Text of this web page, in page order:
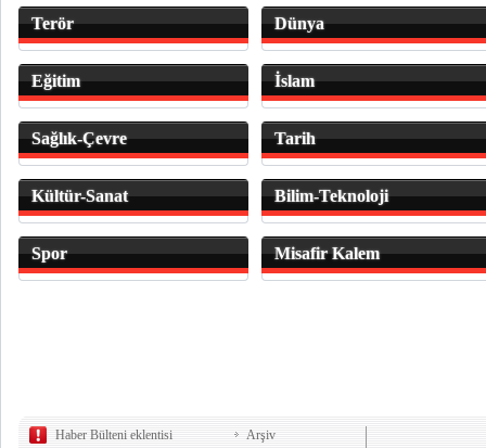
Terör Dünya
Eğitim İslam
Sağlık-Çevre Tarih
Kültür-Sanat Bilim-Teknoloji
Spor Misafir Kalem
Haber Bülteni eklentisi
Arşiv